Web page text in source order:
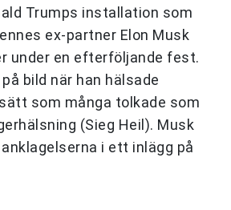
Trumps installation som
ex-partner Elon Musk
under en efterföljande fest.
bild när han hälsade
som många tolkade som
(Sieg Heil). Musk
i ett inlägg på